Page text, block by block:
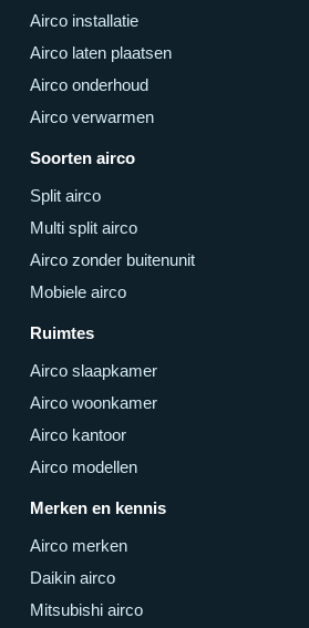
Airco installatie
Airco laten plaatsen
Airco onderhoud
Airco verwarmen
Soorten airco
Split airco
Multi split airco
Airco zonder buitenunit
Mobiele airco
Ruimtes
Airco slaapkamer
Airco woonkamer
Airco kantoor
Airco modellen
Merken en kennis
Airco merken
Daikin airco
Mitsubishi airco